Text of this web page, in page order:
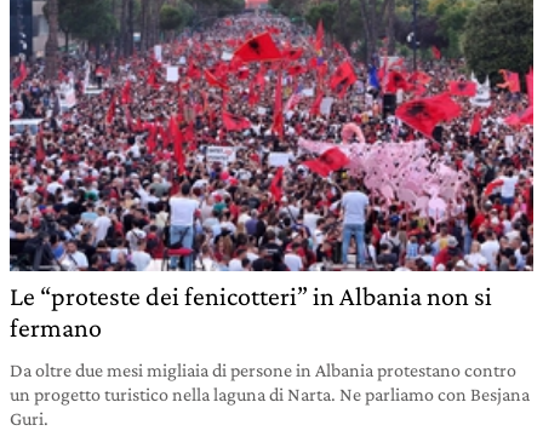
Le “proteste dei fenicotteri” in Albania non si
fermano
Da oltre due mesi migliaia di persone in Albania protestano contro
un progetto turistico nella laguna di Narta. Ne parliamo con Besjana
Guri.